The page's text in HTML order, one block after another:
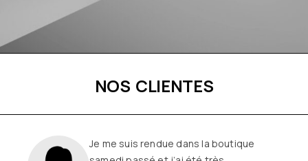
NOS CLIENTES
Une boutique familiale, à l’écoute et